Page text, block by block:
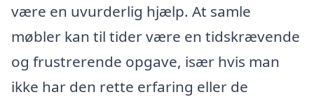
være en uvurderlig hjælp. At samle
møbler kan til tider være en tidskrævende
og frustrerende opgave, især hvis man
ikke har den rette erfaring eller de